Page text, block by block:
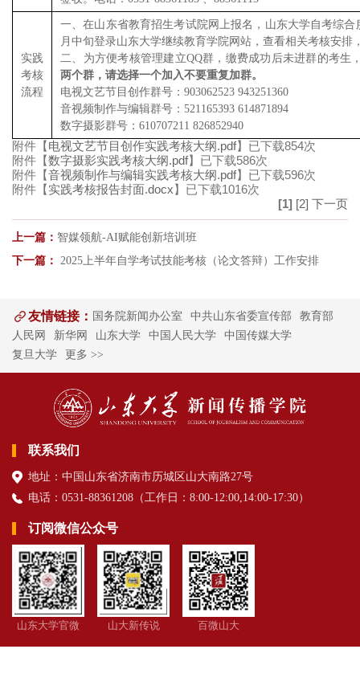
实践
考核
流程
一、在山东省教育招生考试院网上报名，山东大学自考综
月中旬登录山东大学继续教育学院网站，查看相关考核安排
二、为方便考核管理建立QQ群，缴费成功后未进群的考生
两个群，请选择一个加入不要重复加群。
电视文艺节目创作群号：903062523 943251360
音视频制作与编辑群号：521165393 614871894
数字摄影群号：610707211 826852940
附件【电视文艺节目创作实践考核大纲.pdf】已下载854次
附件【数字摄影实践考核大纲.pdf】已下载586次
附件【音视频制作与编辑实践考核大纲.pdf】已下载596次
附件【实践考核报告封面.docx】已下载1016次
[1] [2] 下一页
上一篇： 智媒领航-AI赋能创新培训班
下一篇： 2025上半年自学考试技能考核（论文答辩）工作安排
友情链接： 国务院新闻办公室 中共山东省委宣传部
教育部
人民网
新华网 山东大学 中国人民大学
中国传媒大学
复旦大学
更多 >>
联系我们
地址：中国山东省济南市历城区山大南路27号
电话：0531-88361208（工作日 ：8:00-12:00,14:00-17:30）
订阅微信公众号
山东大学官微 山大新传说 百微山大